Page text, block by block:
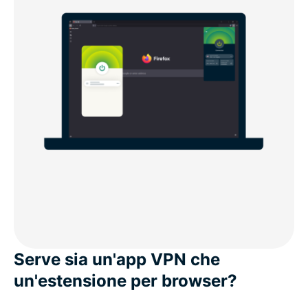
Serve sia un'app VPN che
un'estensione per browser?